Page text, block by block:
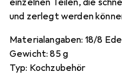
einzelnen Teilen, die
und zerlegt werden
Materialangaben: 18/8
Gewicht: 85 g
Typ: Kochzubehör